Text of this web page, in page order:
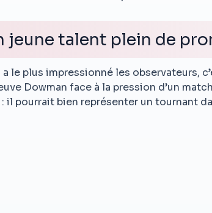
jeune talent plein de
a le plus impressionné les observateurs,
Dowman face à la pression d’un
il pourrait bien représenter un tournant